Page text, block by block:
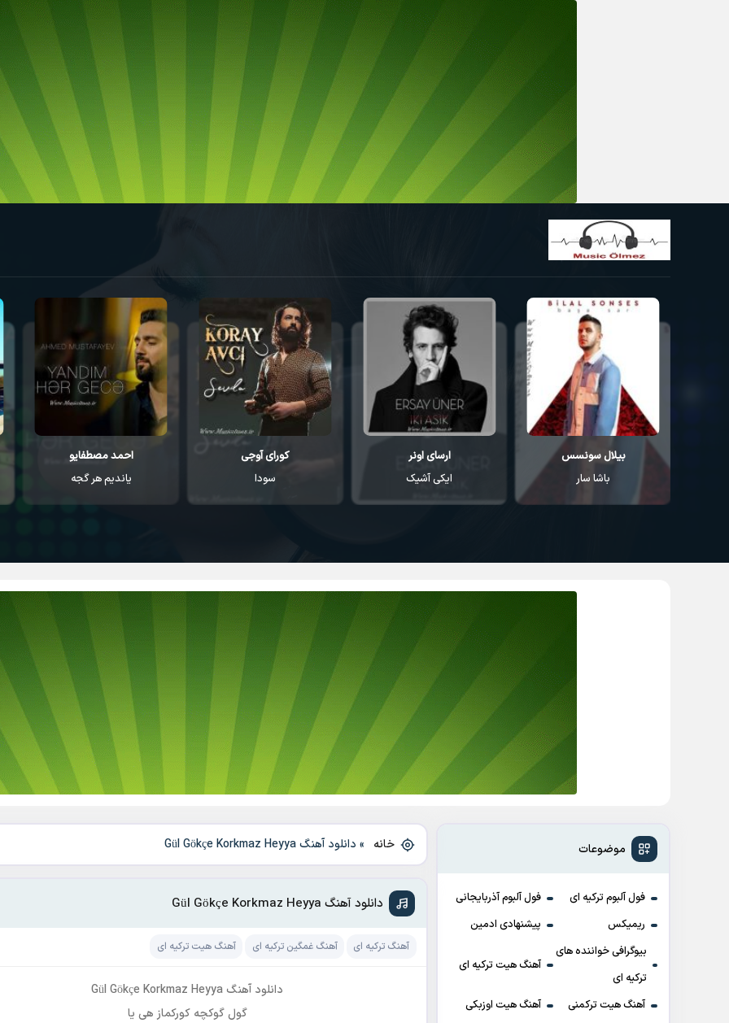
بیلال سونسس
باشا سار
ارسای اونر
ایکی آشیک
کورای آوجی
سودا
احمد مصطفایو
یاندیم هر گجه
موضوعات
فول آلبوم ترکیه ای
فول آلبوم آذربایجانی
ریمیکس
پیشنهادی ادمین
بیوگرافی خواننده های
ترکیه ای
آهنگ هیت ترکیه ای
آهنگ هیت ترکمنی آهنگ هیت اوزبکی
خانه » دانلود آهنگ Gül Gökçe Korkmaz Heyya
دانلود آهنگ Gül Gökçe Korkmaz Heyya
آهنگ ترکیه ای آهنگ غمگین ترکیه ای آهنگ هیت ترکیه ای
دانلود آهنگ Gül Gökçe Korkmaz Heyya
گول گوکچه کورکماز هی یا